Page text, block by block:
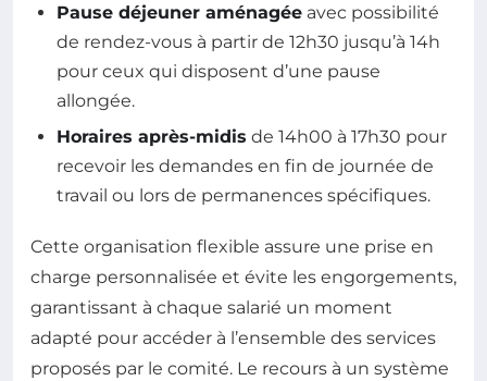
Pause déjeuner aménagée avec possibilité
de rendez-vous à partir de 12h30 jusqu’à 14h
pour ceux qui disposent d’une pause
allongée.
Horaires après-midis de 14h00 à 17h30 pour
recevoir les demandes en fin de journée de
travail ou lors de permanences spécifiques.
Cette organisation flexible assure une prise en
charge personnalisée et évite les engorgements,
garantissant à chaque salarié un moment
adapté pour accéder à l’ensemble des services
proposés par le comité. Le recours à un système